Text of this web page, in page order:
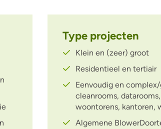
Type projecten
Klein en (zeer) groot
Residentieel en tertiair
Eenvoudig en
cleanrooms,
woontorens, kantoren,
Algemene